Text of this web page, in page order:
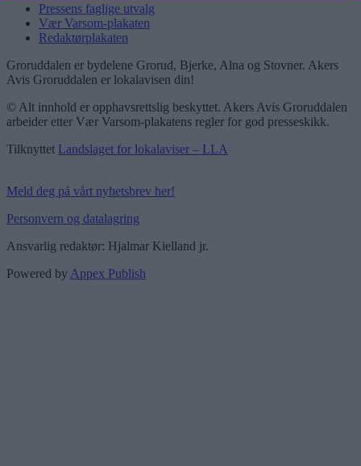
Pressens faglige utvalg
Vær Varsom-plakaten
Redaktørplakaten
Groruddalen er bydelene Grorud, Bjerke, Alna og Stovner. Akers
Avis Groruddalen er lokalavisen din!
© Alt innhold er opphavsrettslig beskyttet. Akers Avis Groruddalen
arbeider etter Vær Varsom-plakatens regler for god presseskikk.
Tilknyttet Landslaget for lokalaviser – LLA
Meld deg på vårt nyhetsbrev her!
Personvern og datalagring
Ansvarlig redaktør: Hjalmar Kielland jr.
Powered by Appex Publish